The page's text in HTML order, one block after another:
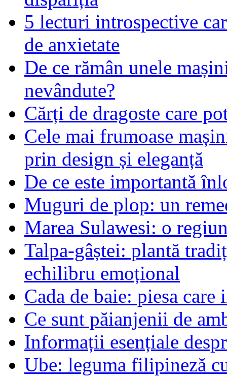
5 lecturi introspective
de anxietate
De ce rămân unele
nevândute?
Cărți de dragoste care
Cele mai frumoase
prin design și eleganță
De ce este importantă
Muguri de plop: un
Marea Sulawesi: o
Talpa-gâștei: plantă
echilibru emoțional
Cada de baie: piesa
Ce sunt păianjenii de
Informații esențiale
Ube: leguma filipineză